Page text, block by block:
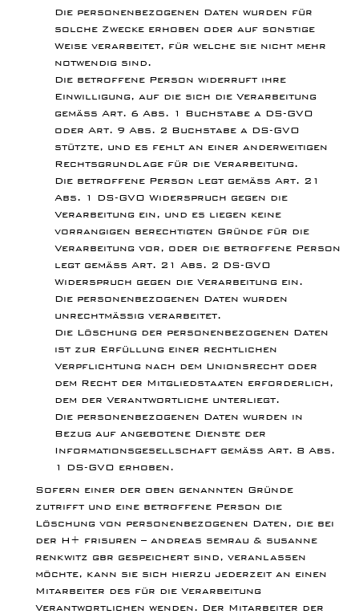
Die personenbezogenen Daten wurden für
solche Zwecke erhoben oder auf sonstige
Weise verarbeitet, für welche sie nicht mehr
notwendig sind.
Die betroffene Person widerruft ihre
Einwilligung, auf die sich die Verarbeitung
gemäß Art. 6 Abs. 1 Buchstabe a DS-GVO
oder Art. 9 Abs. 2 Buchstabe a DS-GVO
stützte, und es fehlt an einer anderweitigen
Rechtsgrundlage für die Verarbeitung.
Die betroffene Person legt gemäß Art. 21
Abs. 1 DS-GVO Widerspruch gegen die
Verarbeitung ein, und es liegen keine
vorrangigen berechtigten Gründe für die
Verarbeitung vor, oder die betroffene Person
legt gemäß Art. 21 Abs. 2 DS-GVO
Widerspruch gegen die Verarbeitung ein.
Die personenbezogenen Daten wurden
unrechtmäßig verarbeitet.
Die Löschung der personenbezogenen Daten
ist zur Erfüllung einer rechtlichen
Verpflichtung nach dem Unionsrecht oder
dem Recht der Mitgliedstaaten erforderlich,
dem der Verantwortliche unterliegt.
Die personenbezogenen Daten wurden in
Bezug auf angebotene Dienste der
Informationsgesellschaft gemäß Art. 8 Abs.
1 DS-GVO erhoben.
Sofern einer der oben genannten Gründe
zutrifft und eine betroffene Person die
Löschung von personenbezogenen Daten, die bei
der H+ frisuren – andreas semrau & susanne
renkwitz gbr gespeichert sind, veranlassen
möchte, kann sie sich hierzu jederzeit an einen
Mitarbeiter des für die Verarbeitung
Verantwortlichen wenden. Der Mitarbeiter der